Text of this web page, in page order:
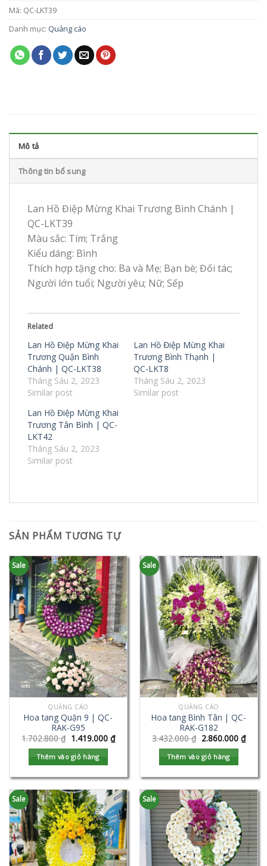
Mã: QC-LKT39
Danh mục: Quảng cáo
Mô tả
Thông tin bổ sung
Lan Hồ Điệp Mừng Khai Trương Bình Chánh |
QC-LKT39
Màu sắc: Tím; Trắng
Kiểu dáng: Bình
Thích hợp tặng cho: Ba và Mẹ; Bạn bè; Đối tác;
Người lớn tuổi; Người yêu; Nữ; Sếp
Related
Lan Hồ Điệp Mừng Khai
Trương Quận Bình
Chánh | QC-LKT38
Tháng Sáu 2, 2023
Similar post
Lan Hồ Điệp Mừng Khai
Trương Bình Thạnh |
QC-LKT8
Tháng Sáu 2, 2023
Similar post
Lan Hồ Điệp Mừng Khai
Trương Tân Bình | QC-
LKT42
Tháng Sáu 2, 2023
Similar post
SẢN PHẨM TƯƠNG TỰ
Sale
QUẢNG CÁO
Hoa tang Quận 9 | QC-
RAK-G95
1.702.800₫ 1.419.000 ₫
Thêm vào giỏ hàng
Sale
QUẢNG CÁO
Hoa tang Bình Tân | QC-
RAK-G182
3.432.000₫ 2.860.000 ₫
Thêm vào giỏ hàng
Sale Sale